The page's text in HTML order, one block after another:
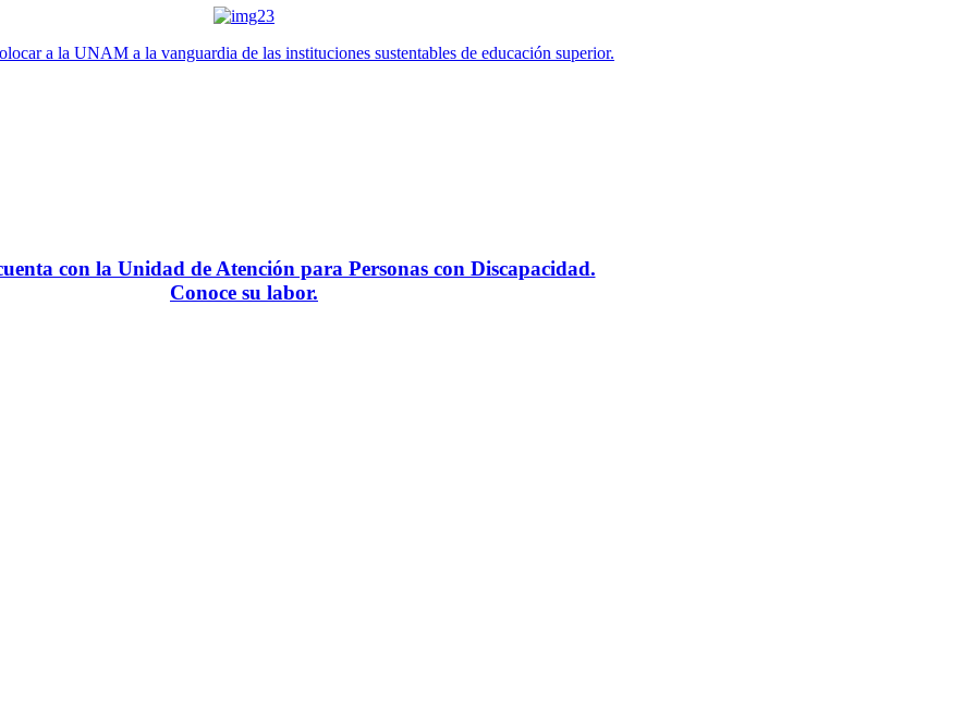
a la UNAM a la vanguardia de las instituciones sustentables de educación superior.
con la Unidad de Atención para Personas con Discapacidad.
Conoce su labor.